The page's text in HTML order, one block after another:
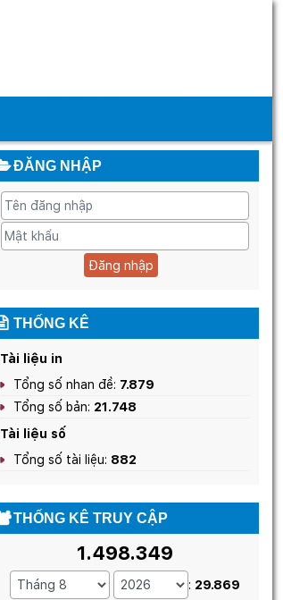
ĐĂNG NHẬP
Đăng nhập
THỐNG KÊ
Tài liệu in
Tổng số nhan đề: 7.879
Tổng số bản: 21.748
Tài liệu số
Tổng số tài liệu: 882
THỐNG KÊ TRUY CẬP
1.498.349
: 29.869